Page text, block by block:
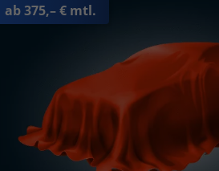
ab 375,– € mtl.